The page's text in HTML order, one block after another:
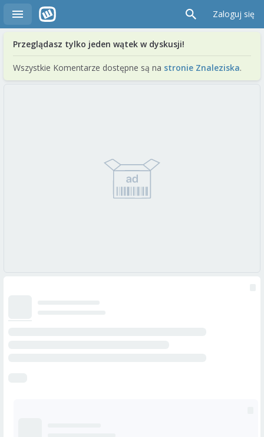
Zaloguj się
Przeglądasz tylko jeden wątek w dyskusji!
Wszystkie Komentarze dostępne są na stronie Znaleziska.